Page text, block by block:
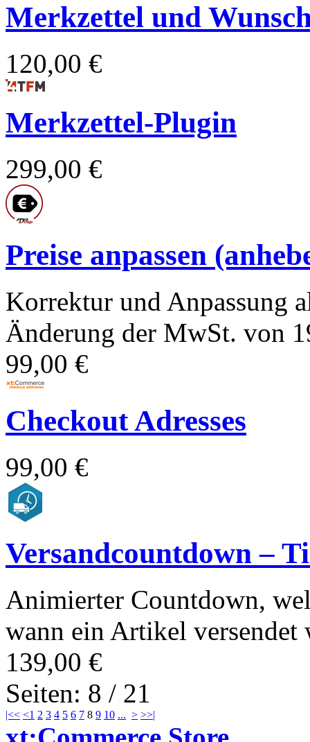
Merkzettel und
120,00 €
Merkzettel-Plugin
299,00 €
Preise anpassen
Korrektur und Anpassung
Änderung der MwSt. von
99,00 €
Checkout Adresses
99,00 €
Versandcountdown –
Animierter Countdown,
wann ein Artikel versendet
139,00 €
Seiten: 8 / 21
|<< <1 2 3 4 5 6 7 8 9 10 ... > >>|